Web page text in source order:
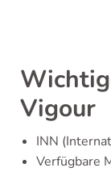
Vigour
INN
Verfügbare